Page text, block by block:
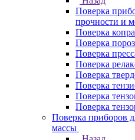
Поверка
прочности и
Поверка копра
Поверка
Поверка
Поверка
Поверка
Поверка
Поверка
Поверка
Поверка приборов
массы